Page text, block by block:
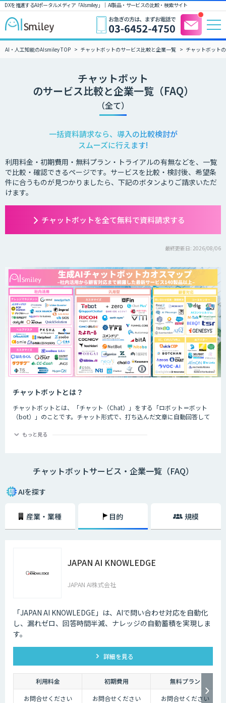
DXを推進するAIポータルメディア「AIsmiley」｜ AI製品・サービスの比較・検索サイト
AI・人工知能のAIsmiley TOP チャットボットのサービス比較と企業一覧 チャットボット
チャットボット
のサービス比較と企業一覧（FAQ）
（全て）
一括資料請求なら、導入の比較検討が
スムーズに行えます!
利用料金・初期費用・無料プラン・トライアルの有無などを、一覧
で比較・確認できるページです。サービスを比較・検討後、希望条
件に合うものが見つかりましたら、下記のボタンよりご請求いただ
けます。
チャットボットを全て無料で資料請求する
最終更新日: 2026/08/06
チャットボットとは？
チャットボットとは、「チャット（Chat）」をする「ロボット＝ボット
（bot）」のことです。チャット形式で、打ち込んだ文章に自動回答して
・AI型チャットボットの特徴
「機械学習型」といわれる仕組みを採用したチャットボットで、文章全体
の意味を理解した上で回答を返すことができるという特徴を持っていま
め、その学習を重ねるごとにチャットの回答精度が向上されていくのが大
シナリオ型チャットボットにはAIが搭載されていないため、「Aという単
語が含まれていたらBを返答する」といったルールを人間が事前に設定し
ておかなければなりません。また、AI型のように学習を重ねていくわけで
もないため、不適切な返答が行われてしまう場合には、担当者が自ら修正
企業がチャットボットを導入するメリットは以下3つが挙げられます。
・24時間365日対応できる
チャットボットを導入することで得られる最大のメリットは、24時間365
日対応できるという点です。スマートフォンの普及に伴い、ユーザーはい
つでもインターネット検索を行えるようになりました。そのため現在は、
深夜に「この商品についてもっと詳しく知りたい」と思い立つケースも少
なくないのです。
もっと見る
チャットボットサービス・企業一覧（FAQ）
AIを探す
産業・業種 目的 規模
JAPAN AI KNOWLEDGE
JAPAN AI株式会社
「JAPAN AI KNOWLEDGE」は、AIで問い合わせ対応を自動化
し、漏れゼロ、回答時間半減、ナレッジの自動蓄積を実現しま
す。
詳細を見る
利用料金 初期費用
無料プラン
お問合せください
お問合せください お問合せください